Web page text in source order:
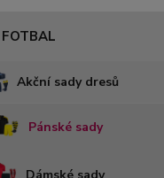
FOTBAL
Akční sady dresů
Pánské sady